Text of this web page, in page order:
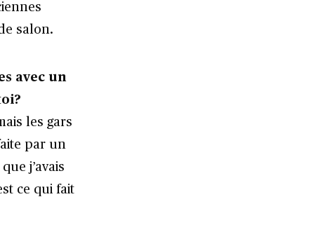
salon.
avec un
les gars
par un
j’avais
ce qui fait